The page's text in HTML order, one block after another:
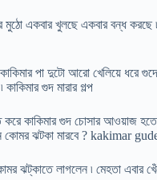
মুঠো একবার খুলছে একবার বন্ধ
পা দুটো আরো খেলিয়ে ধরে
গুদ মারার গল্প
কাকিমার গুদ চোসার আওয়াজ
কোমর ঝটকা মারবে ? kakimar
ঝট্কাতে লাগলেন ৷ মেহতা